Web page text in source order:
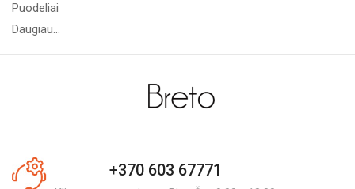
Puodeliai
Daugiau...
+370 603 67771